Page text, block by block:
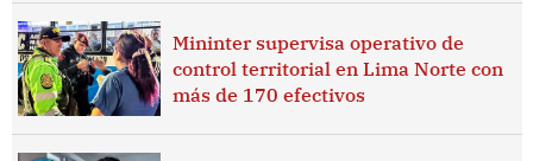
Mininter supervisa operativo de
control territorial en Lima Norte con
más de 170 efectivos